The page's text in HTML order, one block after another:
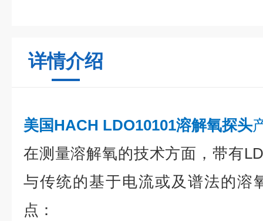
详情介绍
美国HACH LDO10101溶解氧探头
在测量溶解氧的技术方面，带有
与传统的基于电流或及谱法的溶
点：